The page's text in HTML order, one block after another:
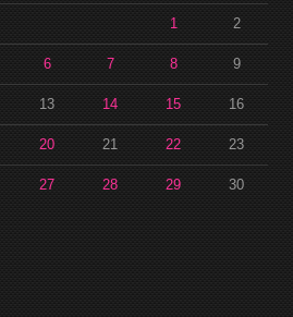
1 2
6 7 8 9
13 14 15 16
20 21 22 23
27 28 29 30